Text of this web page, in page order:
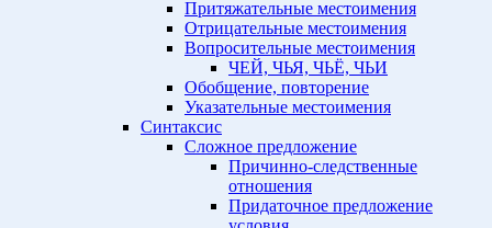
Притяжательные местоимения
Отрицательные местоимения
Вопросительные местоимения
ЧЕЙ, ЧЬЯ, ЧЬЁ, ЧЬИ
Обобщение, повторение
Указательные местоимения
Синтаксис
Сложное предложение
Причинно-следственные
отношения
Придаточное предложение